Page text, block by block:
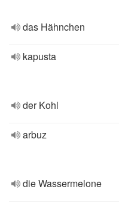
das Hähnchen
kapusta
der Kohl
arbuz
die Wassermelone